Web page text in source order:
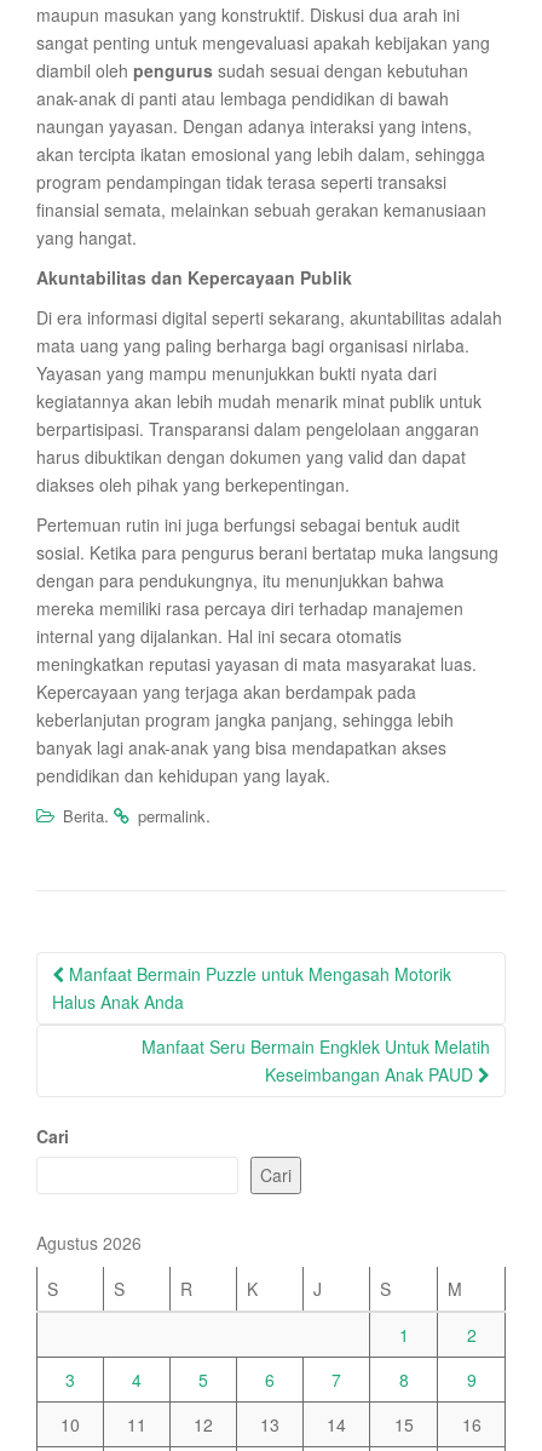
maupun masukan yang konstruktif. Diskusi dua arah ini
sangat penting untuk mengevaluasi apakah kebijakan yang
diambil oleh pengurus sudah sesuai dengan kebutuhan
anak-anak di panti atau lembaga pendidikan di bawah
naungan yayasan. Dengan adanya interaksi yang intens,
akan tercipta ikatan emosional yang lebih dalam, sehingga
program pendampingan tidak terasa seperti transaksi
finansial semata, melainkan sebuah gerakan kemanusiaan
yang hangat.
Akuntabilitas dan Kepercayaan Publik
Di era informasi digital seperti sekarang, akuntabilitas adalah
mata uang yang paling berharga bagi organisasi nirlaba.
Yayasan yang mampu menunjukkan bukti nyata dari
kegiatannya akan lebih mudah menarik minat publik untuk
berpartisipasi. Transparansi dalam pengelolaan anggaran
harus dibuktikan dengan dokumen yang valid dan dapat
diakses oleh pihak yang berkepentingan.
Pertemuan rutin ini juga berfungsi sebagai bentuk audit
sosial. Ketika para pengurus berani bertatap muka langsung
dengan para pendukungnya, itu menunjukkan bahwa
mereka memiliki rasa percaya diri terhadap manajemen
internal yang dijalankan. Hal ini secara otomatis
meningkatkan reputasi yayasan di mata masyarakat luas.
Kepercayaan yang terjaga akan berdampak pada
keberlanjutan program jangka panjang, sehingga lebih
banyak lagi anak-anak yang bisa mendapatkan akses
pendidikan dan kehidupan yang layak.
Berita. permalink.
Post
navigation
Manfaat Bermain Puzzle untuk Mengasah Motorik
Halus Anak Anda
Manfaat Seru Bermain Engklek Untuk Melatih
Keseimbangan Anak PAUD
Cari
Cari
Agustus 2026
S
S R K J S
M
1
2
3
4 5 6 7 8
9
10
11 12 13 14 15
16